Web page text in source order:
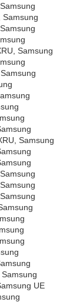
Samsung
Samsung
Samsung
UE